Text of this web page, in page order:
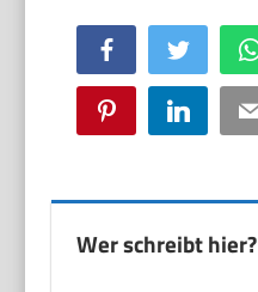
Facebook Twitter
Pinterest LinkedIn
Wer schreibt hier?